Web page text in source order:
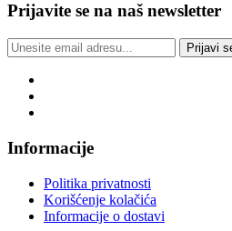
Prijavite se na naš newsletter
Prijavi
Informacije
Politika privatnosti
Korišćenje kolačića
Informacije o dostavi